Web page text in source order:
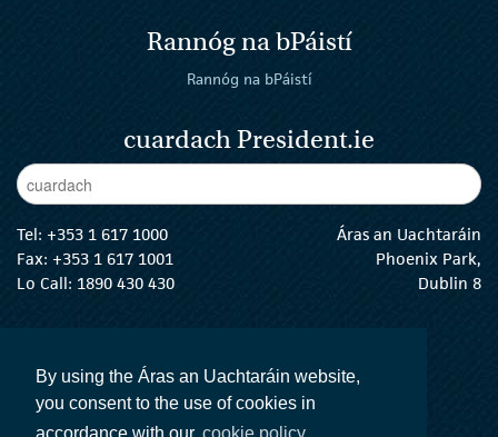
By using the Áras an Uachtaráin website,
you consent to the use of cookies in
Rannóg na bPáistí
Rannóg na bPáistí
cuardach President.ie
Enter Keywords
Tel: +353 1 617 1000
Fax: +353 1 617 1001
Lo Call: 1890 430 430
Áras an Uachtaráin
Phoenix Park,
Dublin 8
An tUachtarán Twitter
An tUachtarán Instagram
An tUachtarán Facebook
An tUachtarán